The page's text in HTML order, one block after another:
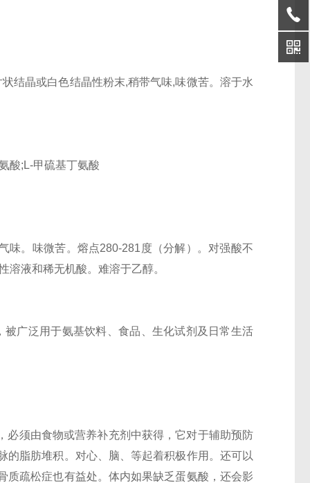
结晶或白色结晶性粉末,稍带气味,味微苦。溶于水
;L-甲硫基丁氨酸
。味微苦。熔点280-281度（分解）。对强酸不
溶液和稀无机酸。难溶于乙醇。
广泛用于氨基饮料、食品、生化试剂及日常生活
须由食物或营养补充剂中获得，它对于辅助预防
脂肪堆积。对心、脑、等起着积极作用。还可以
质疏松症也有益处。体内如果缺乏蛋氨酸，还会影